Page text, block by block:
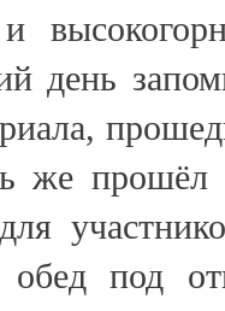
день
же прошёл
обед под